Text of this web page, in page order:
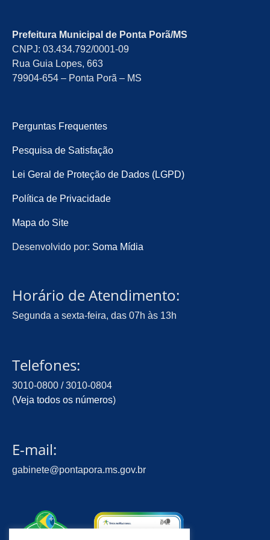
Prefeitura Municipal de Ponta Porã/MS
CNPJ: 03.434.792/0001-09
Rua Guia Lopes, 663
79904-654 – Ponta Porã – MS
Perguntas Frequentes
Pesquisa de Satisfação
Lei Geral de Proteção de Dados (LGPD)
Política de Privacidade
Mapa do Site
Desenvolvido por: Soma Mídia
Horário de Atendimento:
Segunda a sexta-feira, das 07h às 13h
Telefones:
3010-0800 / 3010-0804
(Veja todos os números)
E-mail:
gabinete@pontapora.ms.gov.br